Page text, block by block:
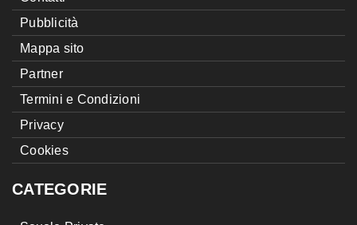
Pubblicità
Mappa sito
Partner
Termini e Condizioni
Privacy
Cookies
CATEGORIE